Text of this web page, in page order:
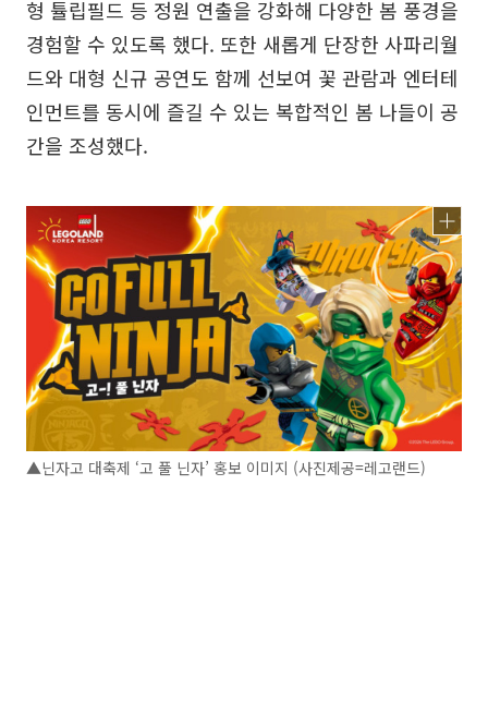
형 튤립필드 등 정원 연출을 강화해 다양한 봄 풍경을
경험할 수 있도록 했다. 또한 새롭게 단장한 사파리월
드와 대형 신규 공연도 함께 선보여 꽃 관람과 엔터테
인먼트를 동시에 즐길 수 있는 복합적인 봄 나들이 공
간을 조성했다.
▲닌자고 대축제 ‘고 풀 닌자’ 홍보 이미지 (사진제공=레고랜드)